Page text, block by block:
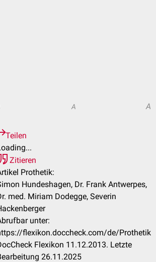
A A
Teilen
Zitieren
Prothetik:
Hundeshagen, Dr. Frank Antwerpes,
med. Miriam Dodegge, Severin
unter:
flexikon.doccheck.com/de/Prothetik
Flexikon 11.12.2013. Letzte
26.11.2025